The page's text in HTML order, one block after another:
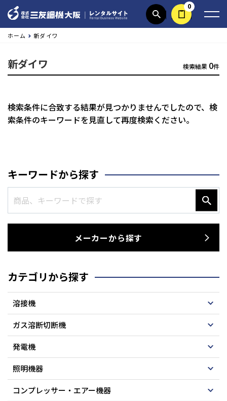
商品検索見積依頼する
0
ホーム 新ダイワ
新ダイワ 検索結果 0件
キーワードから探す
メーカーから探す
カテゴリから探す
溶接機
ガス溶断切断機
発電機
照明機器
コンプレッサー・エアー機器
検索条件に合致する結果が見つかりませんでしたので、 検
索条件のキーワードを見直して再度検索ください。